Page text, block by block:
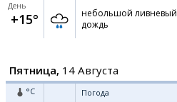
День
+15°
небольшой ливневый
дождь
Пятница, 14 Августа
°C Погода